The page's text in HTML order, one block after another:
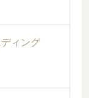
ィング